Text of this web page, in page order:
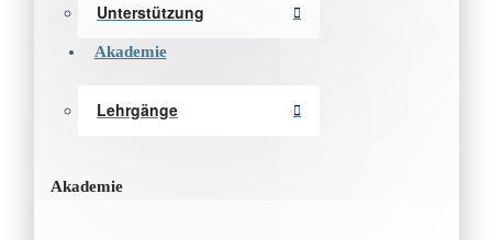
Unterstützung
Akademie
Lehrgänge
Akademie